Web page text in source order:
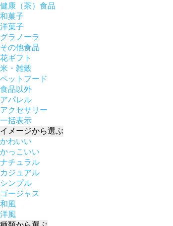
健康（茶）食品
和菓子
洋菓子
グラノーラ
その他食品
花ギフト
米・雑穀
ペットフード
食品以外
アパレル
アクセサリー
一括表示
イメージから選ぶ
かわいい
かっこいい
ナチュラル
カジュアル
シンプル
ゴージャス
和風
洋風